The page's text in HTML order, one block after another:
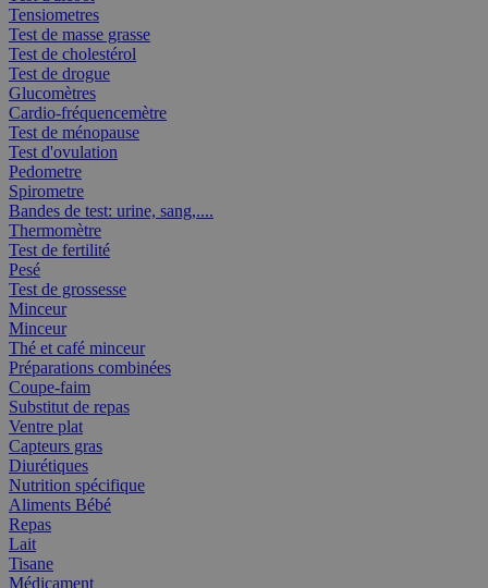
Tensiometres
Test de masse grasse
Test de cholestérol
Test de drogue
Glucomètres
Cardio-fréquencemètre
Test de ménopause
Test d'ovulation
Pedometre
Spirometre
Bandes de test: urine, sang,....
Thermomètre
Test de fertilité
Pesé
Test de grossesse
Minceur
Minceur
Thé et café minceur
Préparations combinées
Coupe-faim
Substitut de repas
Ventre plat
Capteurs gras
Diurétiques
Nutrition spécifique
Aliments Bébé
Repas
Lait
Tisane
Médicament